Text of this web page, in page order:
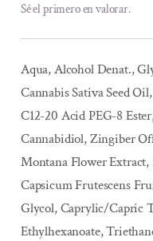
Sé el primero en valorar.
Aqua, Alcohol Denat.,
Cannabis Sativa Seed
C12-20 Acid PEG-8
Cannabidiol, Zingiber
Montana Flower Extract,
Capsicum Frutescens
Glycol, Caprylic/Capric
Ethylhexanoate,